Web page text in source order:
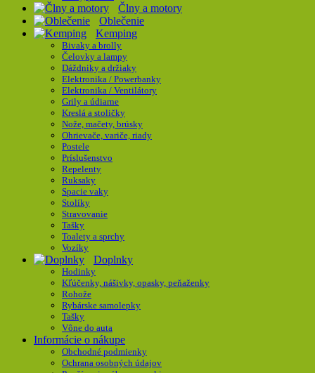
Člny a motory
Oblečenie
Kemping
Bivaky a brolly
Čelovky a lampy
Dáždniky a držiaky
Elektronika / Powerbanky
Elektronika / Ventilátory
Grily a údiarne
Kreslá a stoličky
Nože, mačety, brúsky
Ohrievače, variče, riady
Postele
Príslušenstvo
Repelenty
Ruksaky
Spacie vaky
Stolíky
Stravovanie
Tašky
Toalety a sprchy
Vozíky
Doplnky
Hodinky
Kľúčenky, nášivky, opasky, peňaženky
Rohože
Rybárske samolepky
Tašky
Vône do auta
Informácie o nákupe
Obchodné podmienky
Ochrana osobných údajov